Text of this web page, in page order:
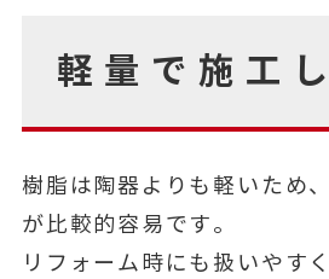
軽量で施工
樹脂は陶器よりも軽いため
が比較的容易です。
リフォーム時にも扱いやす